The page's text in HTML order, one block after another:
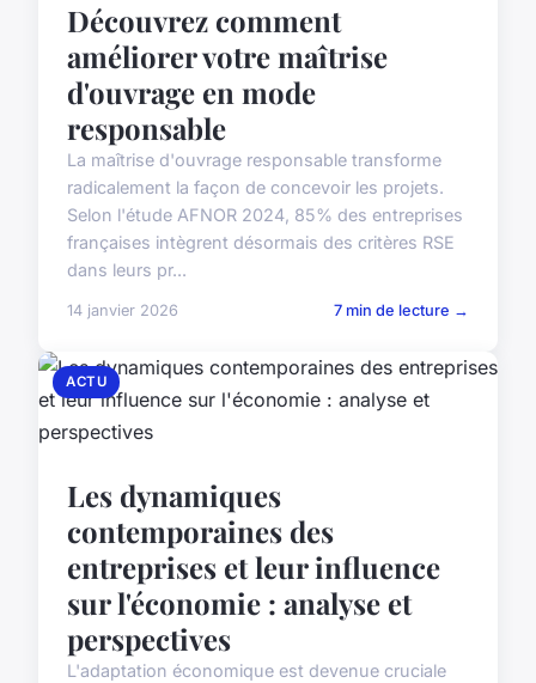
Découvrez comment
améliorer votre maîtrise
d'ouvrage en mode
responsable
La maîtrise d'ouvrage responsable transforme
radicalement la façon de concevoir les projets.
Selon l'étude AFNOR 2024, 85% des entreprises
françaises intègrent désormais des critères RSE
dans leurs pr...
14 janvier 2026 7 min de lecture →
ACTU
Les dynamiques
contemporaines des
entreprises et leur influence
sur l'économie : analyse et
perspectives
L'adaptation économique est devenue cruciale